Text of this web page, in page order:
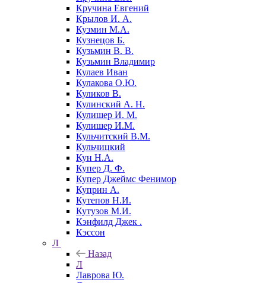
Кручина Евгений
Крылов И. А.
Кузмин М.А.
Кузнецов Б.
Кузьмин В. В.
Кузьмин Владимир
Кулаев Иван
Кулакова О.Ю.
Куликов В.
Кулинский А. Н.
Кулишер И. М.
Кулишер И.М.
Кульчитский В.М.
Кульчицкий
Кун Н.А.
Купер Д. Ф.
Купер Джеймс Фенимор
Куприн А.
Кутепов Н.И.
Кутузов М.И.
Кэнфилд Джек .
Кэссон
Л
Назад
Л
Лаврова Ю.